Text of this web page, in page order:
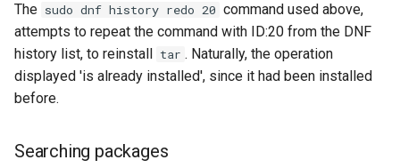
The sudo dnf history redo 20 command used above,
attempts to repeat the command with ID:20 from the DNF
history list, to reinstall tar . Naturally, the operation
displayed 'is already installed', since it had been installed
before.
Searching packages